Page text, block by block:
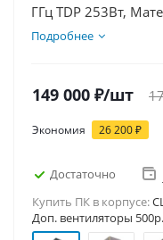
ГГц TDP 253Вт,
E D5, Видеокарта
Подробнее
149 000 ₽/шт
Экономия 26 200₽
Достаточно
Купить ПК в корпусе:
Доп. вентиляторы